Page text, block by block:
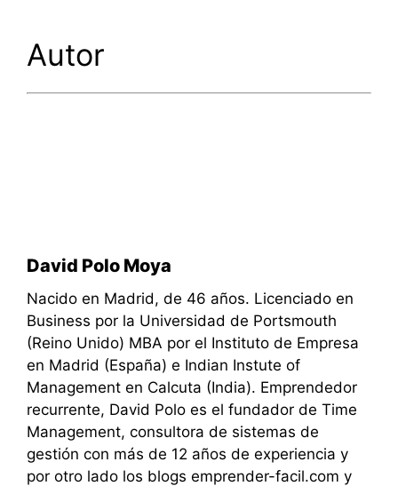
Autor
David Polo Moya
Nacido en Madrid, de 46 años. Licenciado en
Business por la Universidad de Portsmouth
(Reino Unido) MBA por el Instituto de Empresa
en Madrid (España) e Indian Instute of
Management en Calcuta (India). Emprendedor
recurrente, David Polo es el fundador de Time
Management, consultora de sistemas de
gestión con más de 12 años de experiencia y
por otro lado los blogs emprender-facil.com y